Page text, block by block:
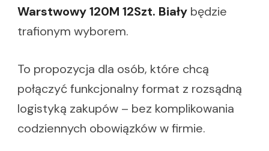
Warstwowy 120M 12Szt. Biały będzie
trafionym wyborem.
To propozycja dla osób, które chcą
połączyć funkcjonalny format z rozsądną
logistyką zakupów – bez komplikowania
codziennych obowiązków w firmie.